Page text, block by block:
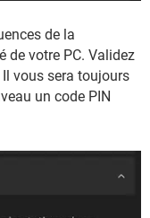
de la
de votre PC. Validez
Il vous sera toujours
un code PIN